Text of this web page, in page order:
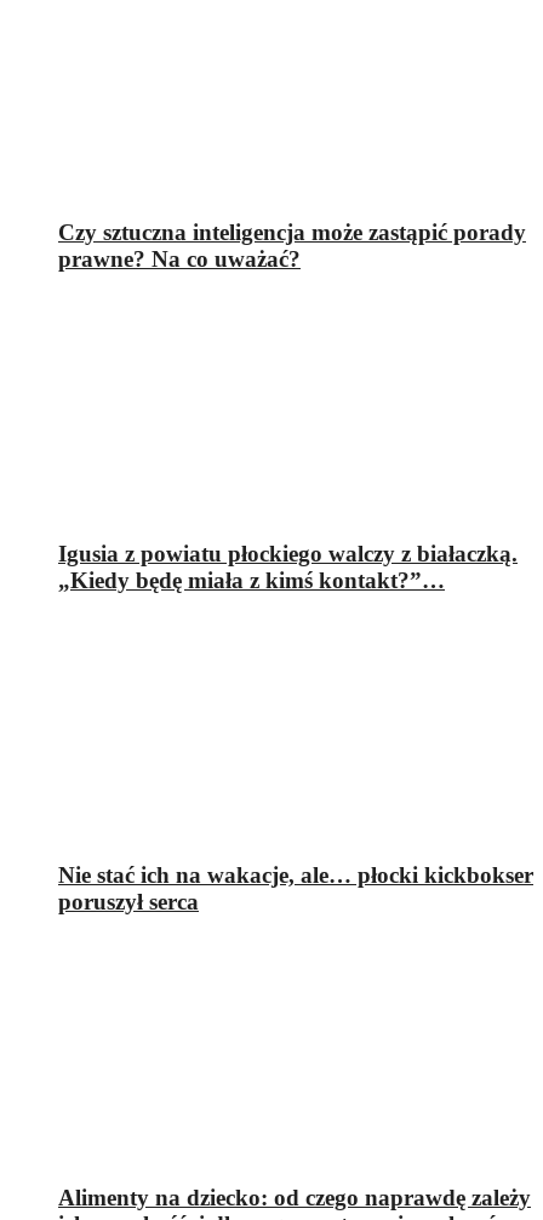
Czy sztuczna inteligencja może zastąpić porady
prawne? Na co uważać?
Igusia z powiatu płockiego walczy z białaczką.
„Kiedy będę miała z kimś kontakt?”…
Nie stać ich na wakacje, ale… płocki kickbokser
poruszył serca
Alimenty na dziecko: od czego naprawdę zależy